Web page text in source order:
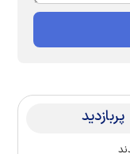
پربازدید